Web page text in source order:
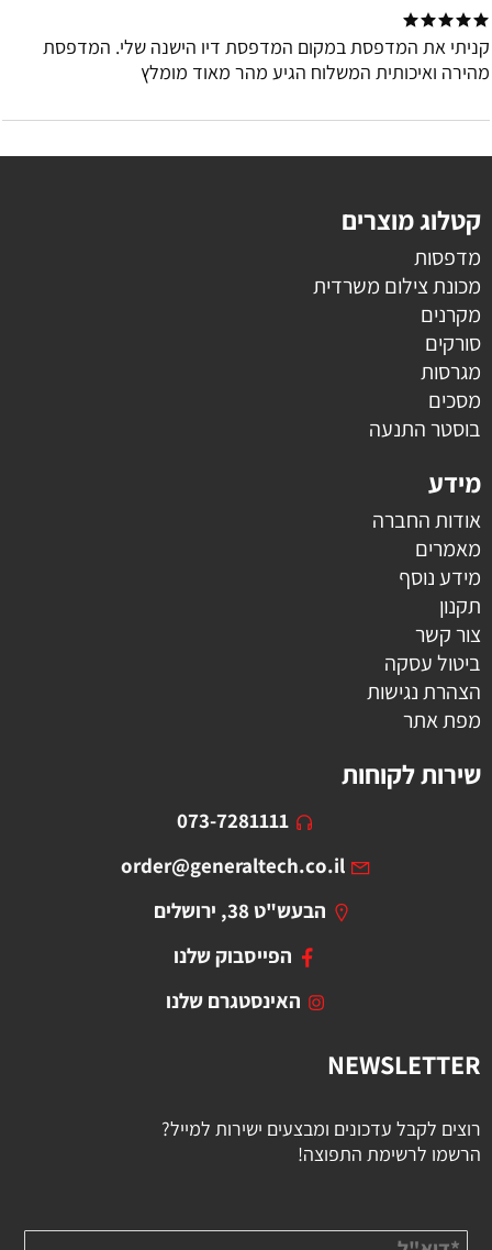
קניתי את המדפסת במקום המדפסת דיו הישנה שלי. המדפסת
מהירה ואיכותית המשלוח הגיע מהר מאוד מומלץ
קטלוג מוצרים
מדפסות
מכונת צילום משרדית
מקרנים
סורקים
מגרסות
מסכים
בוסטר התנעה
מידע
אודות החברה
מאמרים
מידע נוסף
תקנון
צור קשר
ביטול עסקה
הצהרת נגישות
מפת אתר
שירות לקוחות
073-7281111
order@generaltech.co.il
הבעש"ט 38, ירושלים
הפייסבוק שלנו
האינסטגרם שלנו
NEWSLETTER
רוצים לקבל עדכונים ומבצעים ישירות למייל?
הרשמו לרשימת התפוצה!